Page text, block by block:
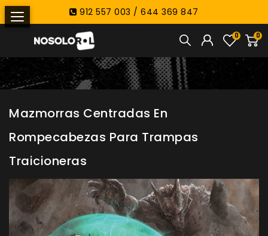
912 557 003 / 644 369 847
0
0
Mazmorras Centradas En
Rompecabezas Para Trampas
Traicioneras